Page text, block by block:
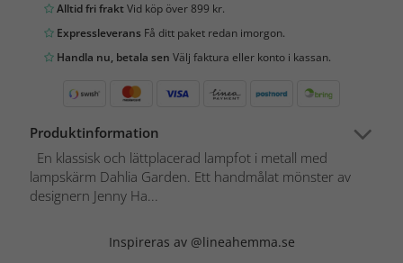
Alltid fri fraktVid köp över 899 kr.
Expressleverans Få ditt paket redan imorgon.
Handla nu, betala sen Välj faktura eller konto i kassan.
Produktinformation
En klassisk och lättplacerad lampfot i metall med
lampskärm Dahlia Garden. Ett handmålat mönster av
designern Jenny Ha...
Inspireras av @lineahemma.se